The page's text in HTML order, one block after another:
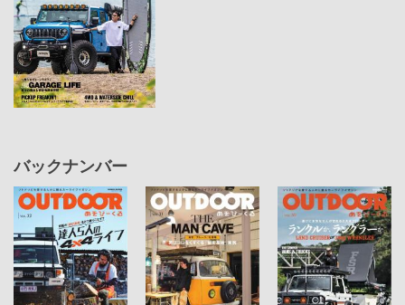
バックナンバー